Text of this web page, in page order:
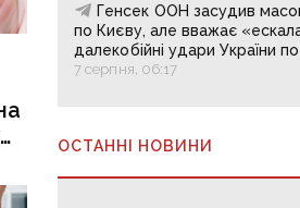
Генсек ООН засудив
по Києву, але вважає
далекобійні удари України по
7 серпня, 06:17
ОСТАННІ НОВИНИ